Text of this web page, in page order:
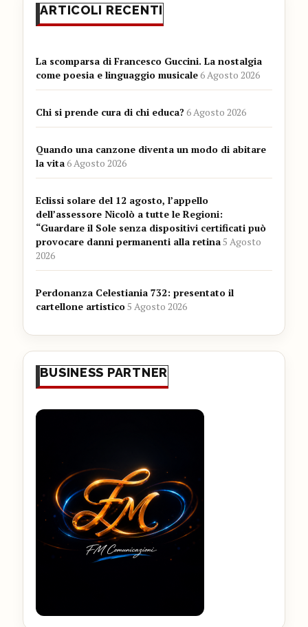
ARTICOLI RECENTI
La scomparsa di Francesco Guccini. La nostalgia
come poesia e linguaggio musicale6 Agosto 2026
Chi si prende cura di chi educa?6 Agosto 2026
Quando una canzone diventa un modo di abitare
la vita6 Agosto 2026
Eclissi solare del 12 agosto, l’appello
dell’assessore Nicolò a tutte le Regioni:
“Guardare il Sole senza dispositivi certificati può
provocare danni permanenti alla retina5 Agosto
2026
Perdonanza Celestiania 732: presentato il
cartellone artistico5 Agosto 2026
BUSINESS PARTNER